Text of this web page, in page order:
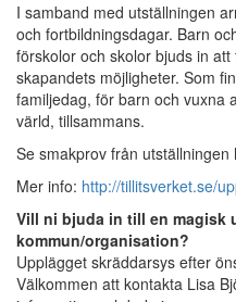
I samband med utställningen
och fortbildningsdagar. Barn
förskolor och skolor bjuds in
skapandets möjligheter. Som
familjedag, för barn och vuxna
värld, tillsammans.
Se smakprov från utställningen
Mer info: http://tillitsverket.se/
Vill ni bjuda in till en magisk
kommun/organisation?
Upplägget skräddarsys efter
Välkommen att kontakta Lisa